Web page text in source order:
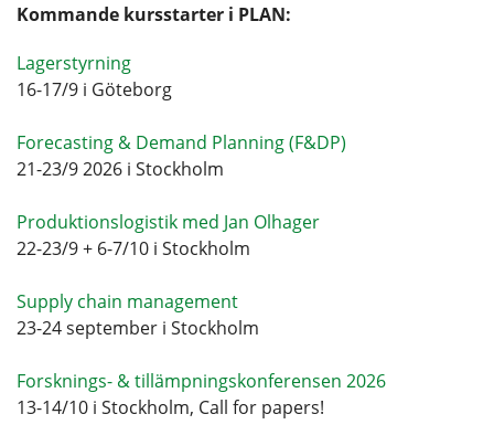
Kommande kursstarter i PLAN:
Lagerstyrning
16-17/9 i Göteborg
Forecasting & Demand Planning (F&DP)
21-23/9 2026 i Stockholm
Produktionslogistik med Jan Olhager
22-23/9 + 6-7/10 i Stockholm
Supply chain management
23-24 september i Stockholm
Forsknings- & tillämpningskonferensen 2026
13-14/10 i Stockholm, Call for papers!